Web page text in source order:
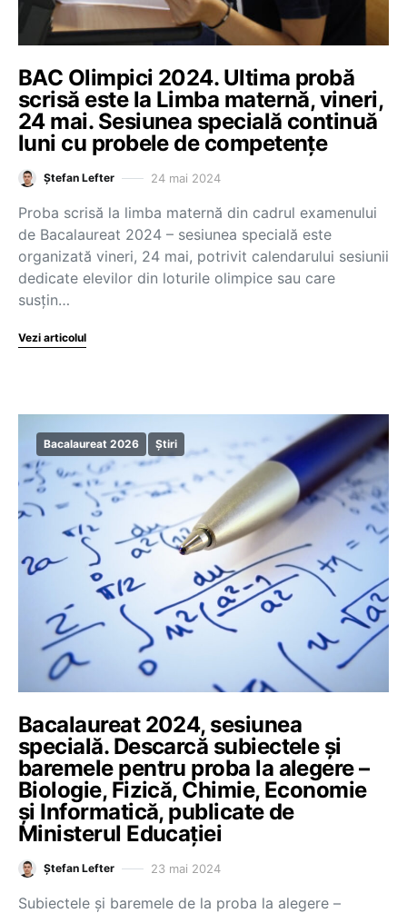
BAC Olimpici 2024. Ultima probă
scrisă este la Limba maternă, vineri,
24 mai. Sesiunea specială continuă
luni cu probele de competențe
Ștefan Lefter 24 mai 2024
Proba scrisă la limba maternă din cadrul examenului
de Bacalaureat 2024 – sesiunea specială este
organizată vineri, 24 mai, potrivit calendarului sesiunii
dedicate elevilor din loturile olimpice sau care
susțin…
Vezi articolul
Bacalaureat 2026 Știri
Bacalaureat 2024, sesiunea
specială. Descarcă subiectele și
baremele pentru proba la alegere –
Biologie, Fizică, Chimie, Economie
și Informatică, publicate de
Ministerul Educației
Ștefan Lefter 23 mai 2024
Subiectele și baremele de la proba la alegere –